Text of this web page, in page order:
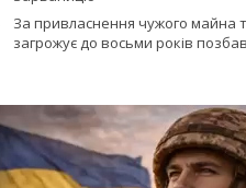
За привласнення чужого майна
загрожує до восьми років